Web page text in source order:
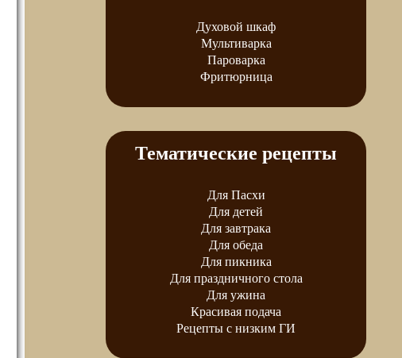
Духовой шкаф
Мультиварка
Пароварка
Фритюрница
Тематические рецепты
Для Пасхи
Для детей
Для завтрака
Для обеда
Для пикника
Для праздничного стола
Для ужина
Красивая подача
Рецепты с низким ГИ